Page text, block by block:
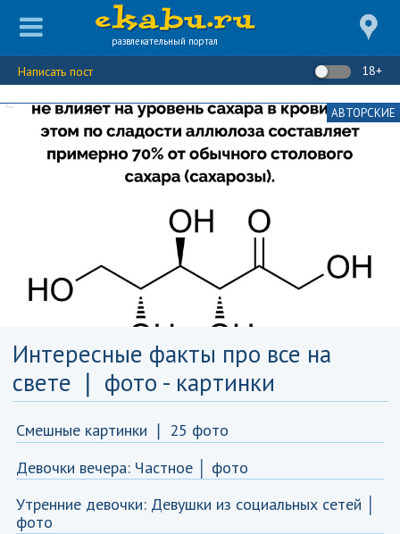
развлекательный портал
Написать пост 18+
АВТОРСКИЕ
Интересные факты про все на
свете ❘ фото - картинки
Смешные картинки ❘ 25 фото
Девочки вечера: Частное │ фото
Утренние девочки: Девушки из социальных сетей │
фото